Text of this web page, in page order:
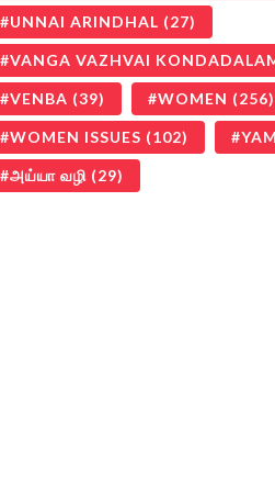
UNNAI ARINDHAL (27)
VANGA VAZHVAI
VENBA (39) WOMEN (256)
WOMEN ISSUES (102)
அய்யா வழி (29)